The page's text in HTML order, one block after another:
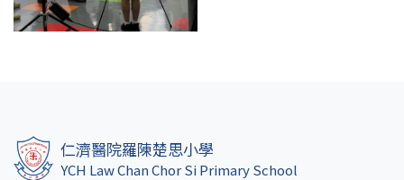
仁濟醫院羅陳楚思小學
YCH Law Chan Chor Si Primary School